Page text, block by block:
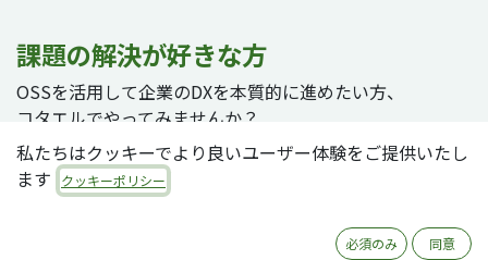
課題の解決が好きな方
OSSを活用して企業のDXを本質的に進めたい方、
コタエルでやってみませんか？
私たちはクッキーでより良いユーザー体験をご提供いたし
ます
クッキーポリシー
必須のみ 同意